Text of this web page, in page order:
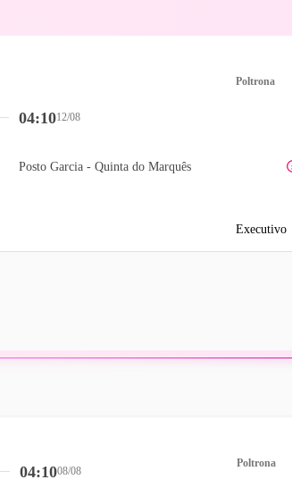
04:1012/08
Posto Garcia - Quinta do Marquês
Poltrona
Executivo
04:1008/08
Poltrona